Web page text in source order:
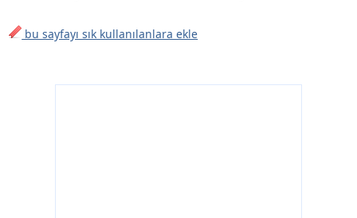
bu sayfayı sık kullanılanlara ekle